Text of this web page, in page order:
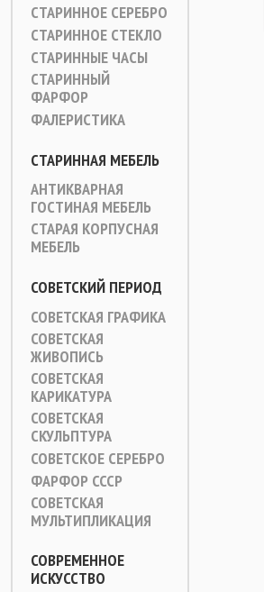
СТАРИННОЕ СЕРЕБРО
СТАРИННОЕ СТЕКЛО
СТАРИННЫЕ ЧАСЫ
СТАРИННЫЙ
ФАРФОР
ФАЛЕРИСТИКА
СТАРИННАЯ МЕБЕЛЬ
АНТИКВАРНАЯ
ГОСТИНАЯ МЕБЕЛЬ
СТАРАЯ КОРПУСНАЯ
МЕБЕЛЬ
СОВЕТСКИЙ ПЕРИОД
СОВЕТСКАЯ ГРАФИКА
СОВЕТСКАЯ
ЖИВОПИСЬ
СОВЕТСКАЯ
КАРИКАТУРА
СОВЕТСКАЯ
СКУЛЬПТУРА
СОВЕТСКОЕ СЕРЕБРО
ФАРФОР СССР
СОВЕТСКАЯ
МУЛЬТИПЛИКАЦИЯ
СОВРЕМЕННОЕ
ИСКУССТВО